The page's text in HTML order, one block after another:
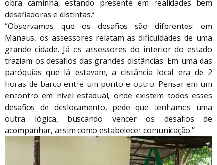
obra caminha, estando presente em realidades bem
desafiadoras e distintas.”
“Observamos que os desafios são diferentes: em
Manaus, os assessores relatam as dificuldades de uma
grande cidade. Já os assessores do interior do estado
traziam os desafios das grandes distâncias. Em uma das
paróquias que lá estavam, a distância local era de 2
horas de barco entre um ponto e outro. Pensar em um
encontro em nível estadual, onde existem todos esses
desafios de deslocamento, pede que tenhamos uma
outra lógica, buscando vencer os desafios de
acompanhar, assim como estabelecer comunicação.”